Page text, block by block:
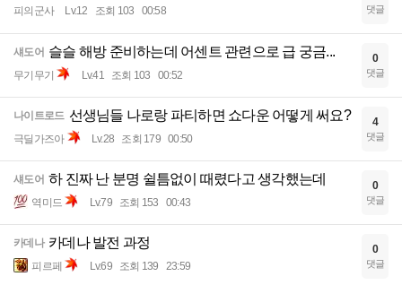
피의군사 Lv.12 조회 103 00:58 댓글
섀도어 슬슬 해방 준비하는데 어센트 관련으로 급 궁금...
무기무기 Lv.41 조회 103 00:52
0
댓글
나이트로드 선생님들 나로랑 파티하면 쇼다운 어떻게 써요?
극딜가즈아 Lv.28 조회 179 00:50
4
댓글
섀도어 하 진짜 난 분명 쉴틈없이 때렸다고 생각했는데
역미드 Lv.79 조회 153 00:43
0
댓글
카데나 카데나 발전 과정
피르페 Lv.69 조회 139 23:59
0
댓글